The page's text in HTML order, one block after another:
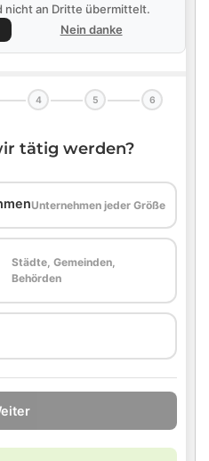
nicht an Dritte übermittelt.
Nein danke
4 5 6
tätig werden?
Unternehmen jeder Größe
Städte, Gemeinden,
Behörden